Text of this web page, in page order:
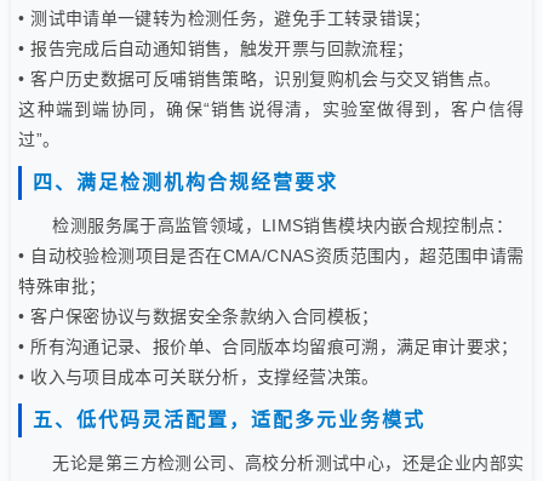
• 测试申请单一键转为检测任务，避免手工转录错误；
• 报告完成后自动通知销售，触发开票与回款流程；
• 客户历史数据可反哺销售策略，识别复购机会与交叉销售点。
这种端到端协同，确保“销售说得清，实验室做得到，客户信得
过”。
四、满足检测机构合规经营要求
检测服务属于高监管领域，LIMS销售模块内嵌合规控制点：
• 自动校验检测项目是否在CMA/CNAS资质范围内，超范围申请需
特殊审批；
• 客户保密协议与数据安全条款纳入合同模板；
• 所有沟通记录、报价单、合同版本均留痕可溯，满足审计要求；
• 收入与项目成本可关联分析，支撑经营决策。
五、低代码灵活配置，适配多元业务模式
无论是第三方检测公司、高校分析测试中心，还是企业内部实